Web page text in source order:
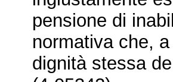
pensione di
normativa che,
dignità stessa